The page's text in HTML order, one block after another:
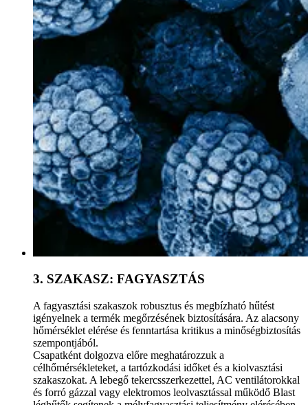
3. SZAKASZ: FAGYASZTÁS
A fagyasztási szakaszok robusztus és megbízható hűtést
igényelnek a termék megőrzésének biztosítására. Az alacsony
hőmérséklet elérése és fenntartása kritikus a minőségbiztosítás
szempontjából.
Csapatként dolgozva előre meghatározzuk a
célhőmérsékleteket, a tartózkodási időket és a kiolvasztási
szakaszokat. A lebegő tekercsszerkezettel, AC ventilátorokkal
és forró gázzal vagy elektromos leolvasztással működő Blast